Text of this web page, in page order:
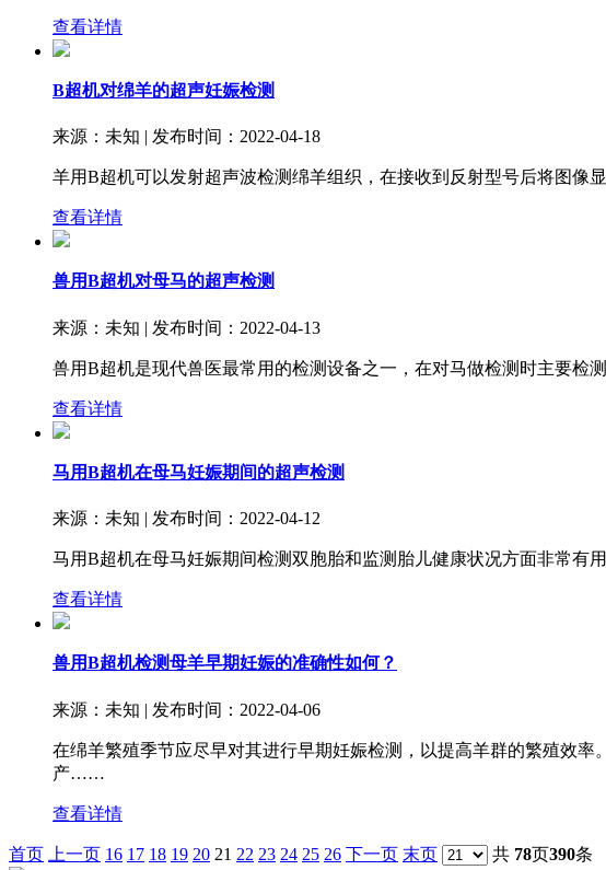
查看详情
B超机对绵羊的超声妊娠检测
来源：未知 | 发布时间：2022-04-18
羊用B超机可以发射超声波检测绵羊组织，在接收到反射型号后将图
查看详情
兽用B超机对母马的超声检测
来源：未知 | 发布时间：2022-04-13
兽用B超机是现代兽医最常用的检测设备之一，在对马做检测时主要
查看详情
马用B超机在母马妊娠期间的超声检测
来源：未知 | 发布时间：2022-04-12
马用B超机在母马妊娠期间检测双胞胎和监测胎儿健康状况方面非常
查看详情
兽用B超机检测母羊早期妊娠的准确性如何？
来源：未知 | 发布时间：2022-04-06
在绵羊繁殖季节应尽早对其进行早期妊娠检测，以提高羊群的繁殖效
产……
查看详情
首页 上一页 16 17 18 19 20 21 22 23 24 25 26 下一页 末页 共 78页390条